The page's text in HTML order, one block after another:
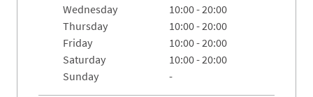
wednesday
10:00 - 20:00
thursday
10:00 - 20:00
friday
10:00 - 20:00
saturday
10:00 - 20:00
sunday
-